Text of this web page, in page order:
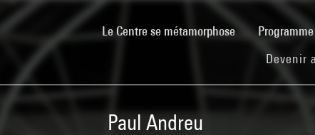
Le Centre se métamorphose(current)
Devenir
Paul Andreu